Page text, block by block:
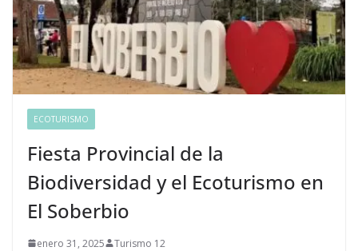
ECOTURISMO
Fiesta Provincial de la
Biodiversidad y el Ecoturismo en
El Soberbio
enero 31, 2025 Turismo 12